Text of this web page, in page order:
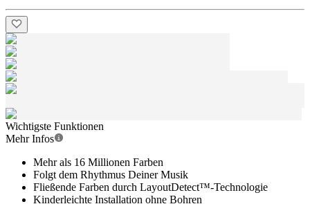
Wichtigste Funktionen
Mehr Infos
Mehr als 16 Millionen Farben
Folgt dem Rhythmus Deiner Musik
Fließende Farben durch LayoutDetect™-Technologie
Kinderleichte Installation ohne Bohren